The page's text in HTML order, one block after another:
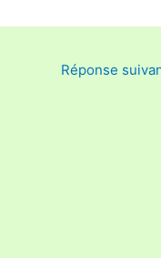
Réponse